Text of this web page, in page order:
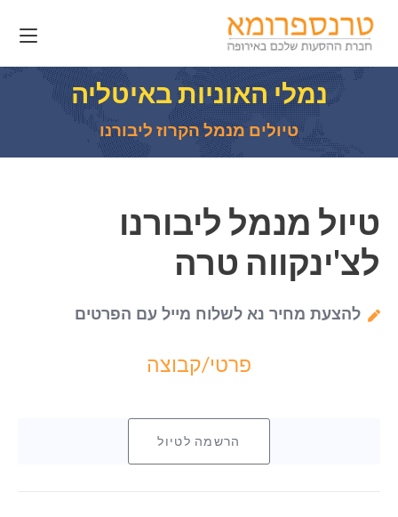
נמלי האוניות באיטליה
טיולים מנמל הקרוז ליבורנו
טיול מנמל ליבורנו
לצ'ינקווה טרה
להצעת מחיר נא לשלוח מייל עם הפרטים
פרטי/קבוצה
הרשמה לטיול